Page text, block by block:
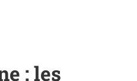
: les